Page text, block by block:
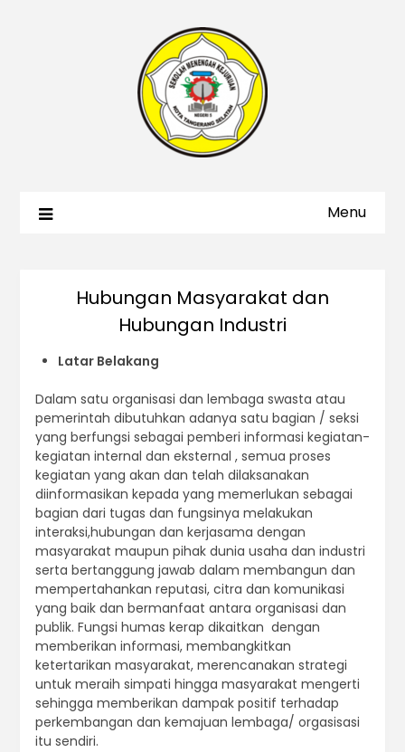
Menu
Hubungan Masyarakat dan
Hubungan Industri
Latar Belakang
Dalam satu organisasi dan lembaga swasta atau
pemerintah dibutuhkan adanya satu bagian / seksi
yang berfungsi sebagai pemberi informasi kegiatan-
kegiatan internal dan eksternal , semua proses
kegiatan yang akan dan telah dilaksanakan
diinformasikan kepada yang memerlukan sebagai
bagian dari tugas dan fungsinya melakukan
interaksi,hubungan dan kerjasama dengan
masyarakat maupun pihak dunia usaha dan industri
serta bertanggung jawab dalam membangun dan
mempertahankan reputasi, citra dan komunikasi
yang baik dan bermanfaat antara organisasi dan
publik. Fungsi humas kerap dikaitkan dengan
memberikan informasi, membangkitkan
ketertarikan masyarakat, merencanakan strategi
untuk meraih simpati hingga masyarakat mengerti
sehingga memberikan dampak positif terhadap
perkembangan dan kemajuan lembaga/ orgasisasi
itu sendiri.